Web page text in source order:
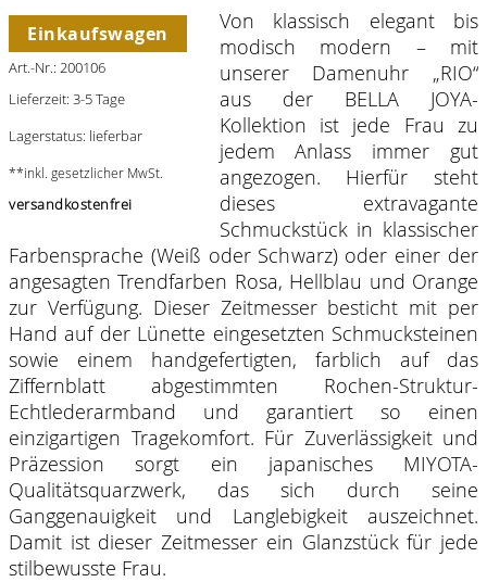
Einkaufswagen
Art.-Nr.: 200106
Lieferzeit: 3-5 Tage
Lagerstatus: lieferbar
**inkl. gesetzlicher MwSt.
versandkostenfrei
Von klassisch elegant bis
modisch modern – mit
unserer Damenuhr „RIO“
aus der BELLA JOYA-
Kollektion ist jede Frau zu
jedem Anlass immer gut
angezogen. Hierfür steht
dieses extravagante
Schmuckstück in klassischer
Farbensprache (Weiß oder Schwarz) oder einer der
angesagten Trendfarben Rosa, Hellblau und Orange
zur Verfügung. Dieser Zeitmesser besticht mit per
Hand auf der Lünette eingesetzten Schmucksteinen
sowie einem handgefertigten, farblich auf das
Ziffernblatt abgestimmten Rochen-Struktur-
Echtlederarmband und garantiert so einen
einzigartigen Tragekomfort. Für Zuverlässigkeit und
Präzession sorgt ein japanisches MIYOTA-
Qualitätsquarzwerk, das sich durch seine
Ganggenauigkeit und Langlebigkeit auszeichnet.
Damit ist dieser Zeitmesser ein Glanzstück für jede
stilbewusste Frau.